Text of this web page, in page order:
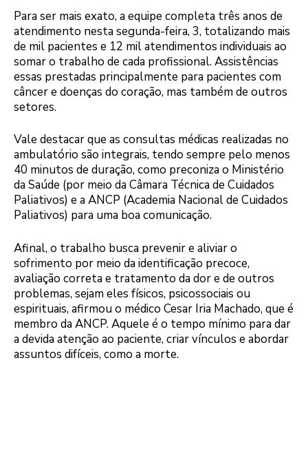
Para ser mais exato, a equipe completa três anos de
atendimento nesta segunda-feira, 3, totalizando mais
de mil pacientes e 12 mil atendimentos individuais ao
somar o trabalho de cada profissional. Assistências
essas prestadas principalmente para pacientes com
câncer e doenças do coração, mas também de outros
setores.
Vale destacar que as consultas médicas realizadas no
ambulatório são integrais, tendo sempre pelo menos
40 minutos de duração, como preconiza o Ministério
da Saúde (por meio da Câmara Técnica de Cuidados
Paliativos) e a ANCP (Academia Nacional de Cuidados
Paliativos) para uma boa comunicação.
Afinal, o trabalho busca prevenir e aliviar o
sofrimento por meio da identificação precoce,
avaliação correta e tratamento da dor e de outros
problemas, sejam eles físicos, psicossociais ou
espirituais, afirmou o médico Cesar Iria Machado, que é
membro da ANCP. Aquele é o tempo mínimo para dar
a devida atenção ao paciente, criar vínculos e abordar
assuntos difíceis, como a morte.